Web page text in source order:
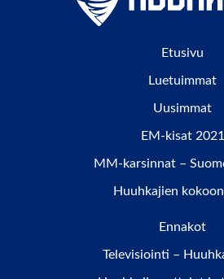
Etusivu
Luetuimmat
Uusimmat
EM-kisat 2021
MM-karsinnat –
Huuhkajien
Ennakot
Televisiointi –